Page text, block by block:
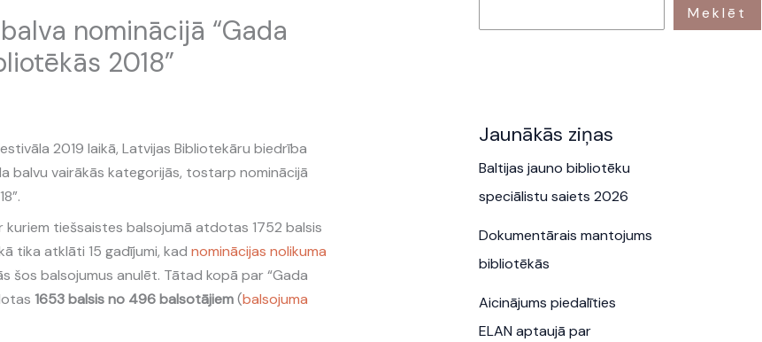
nominācijā “Gada
2018”
2019 laikā, Latvijas Bibliotekāru biedrība
balvu vairākās kategorijās, tostarp nominācijā
kuriem tiešsaistes balsojumā atdotas 1752 balsis
tika atklāti 15 gadījumi, kad nominācijas nolikuma
šos balsojumus anulēt. Tātad kopā par “Gada
1653 balsis no 496 balsotājiem(balsojuma
Meklēt
Jaunākās ziņas
Baltijas jauno bibliotēku
speciālistu saiets 2026
Dokumentārais mantojums
bibliotēkās
Aicinājums piedalīties
ELAN aptaujā par